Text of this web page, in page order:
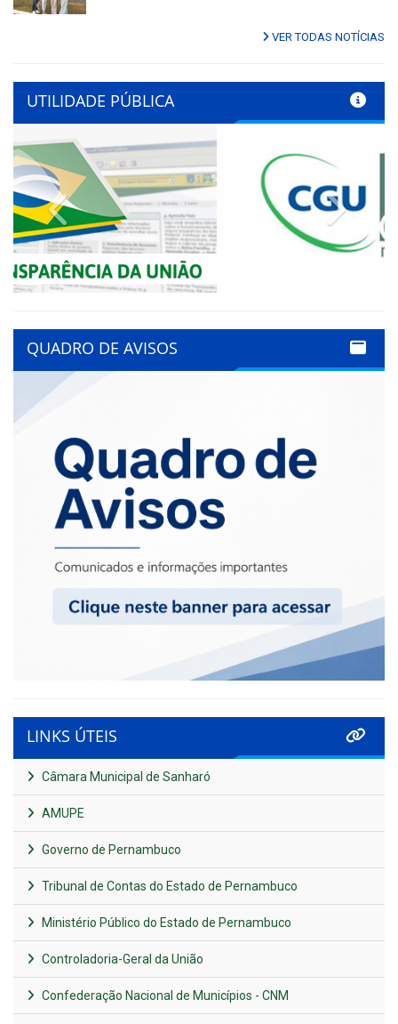
VER TODAS NOTÍCIAS
UTILIDADE PÚBLICA
Previous Next
QUADRO DE AVISOS
LINKS ÚTEIS
Câmara Municipal de Sanharó
AMUPE
Governo de Pernambuco
Tribunal de Contas do Estado de Pernambuco
Ministério Público do Estado de Pernambuco
Controladoria-Geral da União
Confederação Nacional de Municípios - CNM